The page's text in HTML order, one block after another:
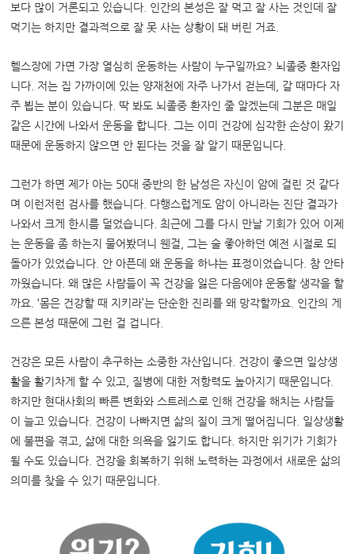
보다 많이 거론되고 있습니다. 인간의 본성은 잘 먹고 잘 사는 것인데 잘
먹기는 하지만 결과적으로 잘 못 사는 상황이 돼 버린 거죠.
헬스장에 가면 가장 열심히 운동하는 사람이 누구일까요? 뇌졸중 환자입
니다. 저는 집 가까이에 있는 양재천에 자주 나가서 걷는데, 갈 때마다 자
주 뵙는 분이 있습니다. 딱 봐도 뇌졸중 환자인 줄 알겠는데 그분은 매일
같은 시간에 나와서 운동을 합니다. 그는 이미 건강에 심각한 손상이 왔기
때문에 운동하지 않으면 안 된다는 것을 잘 알기 때문입니다.
그런가 하면 제가 아는 50대 중반의 한 남성은 자신이 암에 걸린 것 같다
며 이런저런 검사를 했습니다. 다행스럽게도 암이 아니라는 진단 결과가
나와서 크게 한시름 덜었습니다. 최근에 그를 다시 만날 기회가 있어 이제
는 운동을 좀 하는지 물어봤더니 웬걸, 그는 술 좋아하던 예전 시절로 되
돌아가 있었습니다. 안 아픈데 왜 운동을 하냐는 표정이었습니다. 참 안타
까웠습니다. 왜 많은 사람들이 꼭 건강을 잃은 다음에야 운동할 생각을 할
까요. ‘몸은 건강할 때 지키라’는 단순한 진리를 왜 망각할까요. 인간의 게
으른 본성 때문에 그런 걸 겁니다.
건강은 모든 사람이 추구하는 소중한 자산입니다. 건강이 좋으면 일상생
활을 활기차게 할 수 있고, 질병에 대한 저항력도 높아지기 때문입니다.
하지만 현대사회의 빠른 변화와 스트레스로 인해 건강을 해치는 사람들
이 늘고 있습니다. 건강이 나빠지면 삶의 질이 크게 떨어집니다. 일상생활
에 불편을 겪고, 삶에 대한 의욕을 잃기도 합니다. 하지만 위기가 기회가
될 수도 있습니다. 건강을 회복하기 위해 노력하는 과정에서 새로운 삶의
의미를 찾을 수 있기 때문입니다.